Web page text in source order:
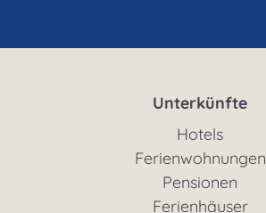
Unterkünfte
Hotels
Ferienwohnungen
Pensionen
Ferienhäuser